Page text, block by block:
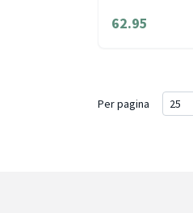
62.95
Per pagina